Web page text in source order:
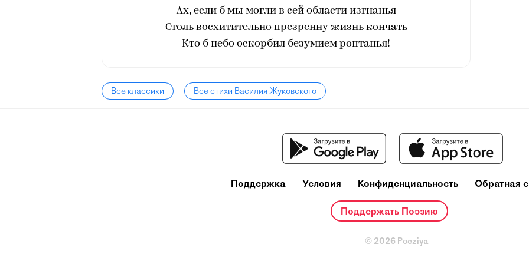
Ах, если б мы могли в сей области изгнанья
Столь восхитительно презренну жизнь кончать
Кто б небо оскорбил безумием роптанья!
Все классики Все стихи Василия Жуковского
Поддержка Условия Конфиденциальность Обратная
Поддержать Поэзию
© 2026 Poeziya